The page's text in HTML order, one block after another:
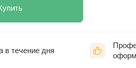
в течение дня